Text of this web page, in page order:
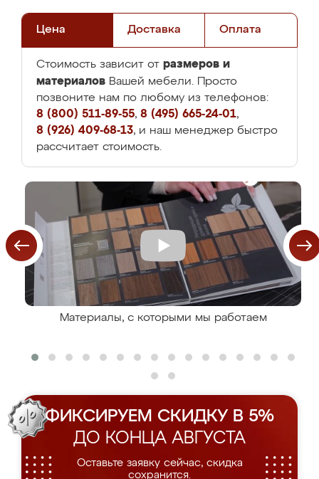
Цена Доставка Оплата
Стоимость зависит от размеров и
материалов Вашей мебели. Просто
позвоните нам по любому из телефонов:
8 (800) 511-89-55, 8 (495) 665-24-01,
8 (926) 409-68-13, и наш менеджер быстро
рассчитает стоимость.
Материалы, с которыми мы работаем
ФИКСИРУЕМ СКИДКУ В 5%
ДО КОНЦА АВГУСТА
Оставьте заявку сейчас, скидка
сохранится.